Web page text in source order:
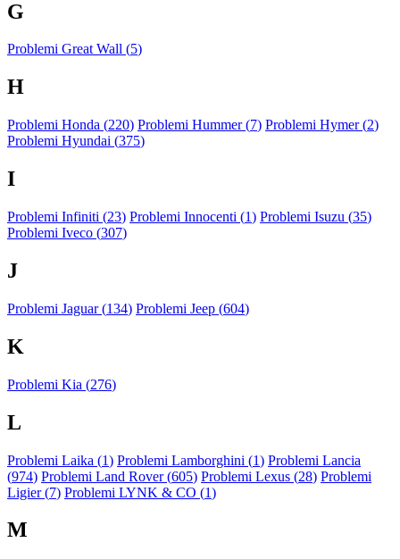
G
Problemi Great Wall (5)
H
Problemi Honda (220) Problemi Hummer (7) Problemi Hymer (2)
Problemi Hyundai (375)
I
Problemi Infiniti (23) Problemi Innocenti (1) Problemi Isuzu (35)
Problemi Iveco (307)
J
Problemi Jaguar (134) Problemi Jeep (604)
K
Problemi Kia (276)
L
Problemi Laika (1) Problemi Lamborghini (1) Problemi Lancia
(974) Problemi Land Rover (605) Problemi Lexus (28) Problemi
Ligier (7) Problemi LYNK & CO (1)
M